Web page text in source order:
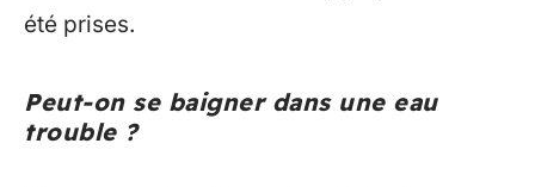
été prises.
Peut-on se baigner dans une eau
trouble ?